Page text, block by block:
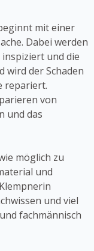
mit einer
Dabei werden
und die
wird der Schaden
repariert.
von
und das
möglich zu
und
und viel
fachmännisch